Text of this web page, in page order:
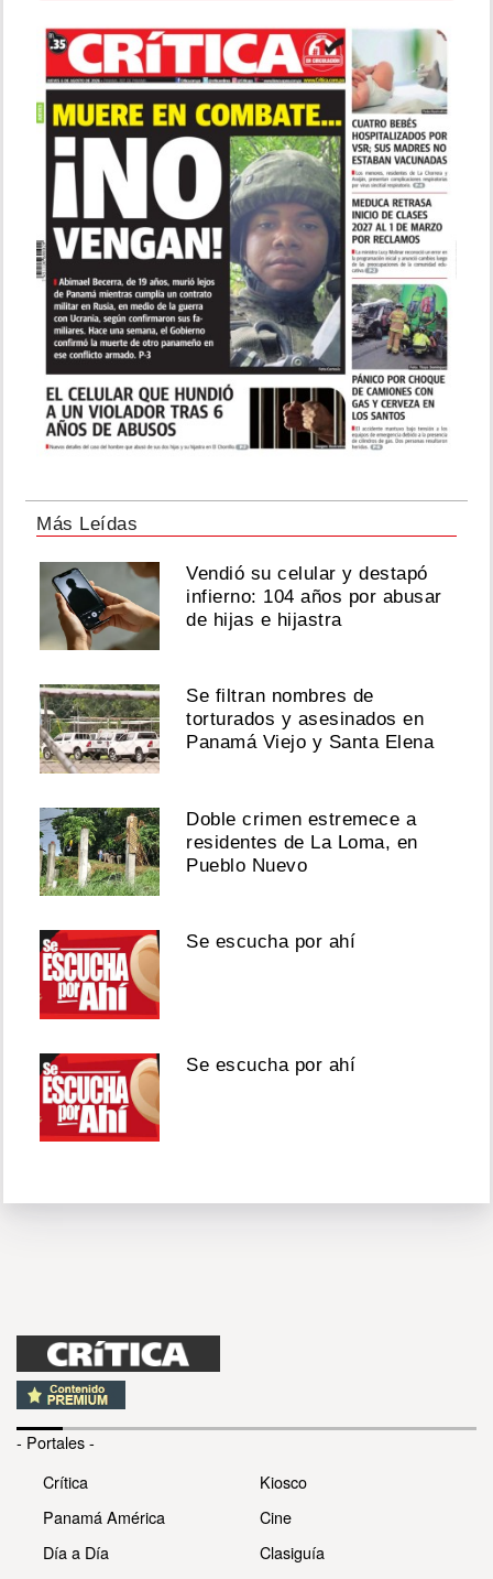
Más Leídas
Vendió su celular y destapó
infierno: 104 años por abusar
de hijas e hijastra
Se filtran nombres de
torturados y asesinados en
Panamá Viejo y Santa Elena
Doble crimen estremece a
residentes de La Loma, en
Pueblo Nuevo
Se escucha por ahí
Se escucha por ahí
- Portales -
Crítica
Panamá América
Día a Día
Kiosco
Cine
Clasiguía